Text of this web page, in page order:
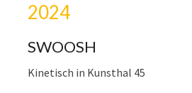
2024
SWOOSH
Kinetisch in Kunsthal 45